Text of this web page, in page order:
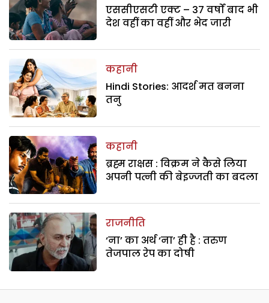
एससीएसटी एक्ट – 37 वर्षों बाद भी
देश वहीं का वहीं और भेद जारी
कहानी
Hindi Stories: आदर्श मत बनना
तनु
कहानी
ब्रह्म राक्षस : विक्रम ने कैसे लिया
अपनी पत्नी की बेइज्जती का बदला
राजनीति
‘ना’ का अर्थ ‘ना’ ही है : तरुण
तेजपाल रेप का दोषी